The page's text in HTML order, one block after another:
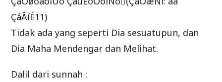
ÇáÂíÉ11)
Tidak ada yang seperti Dia sesuatupun, dan
Dia Maha Mendengar dan Melihat.
Dalil dari sunnah :